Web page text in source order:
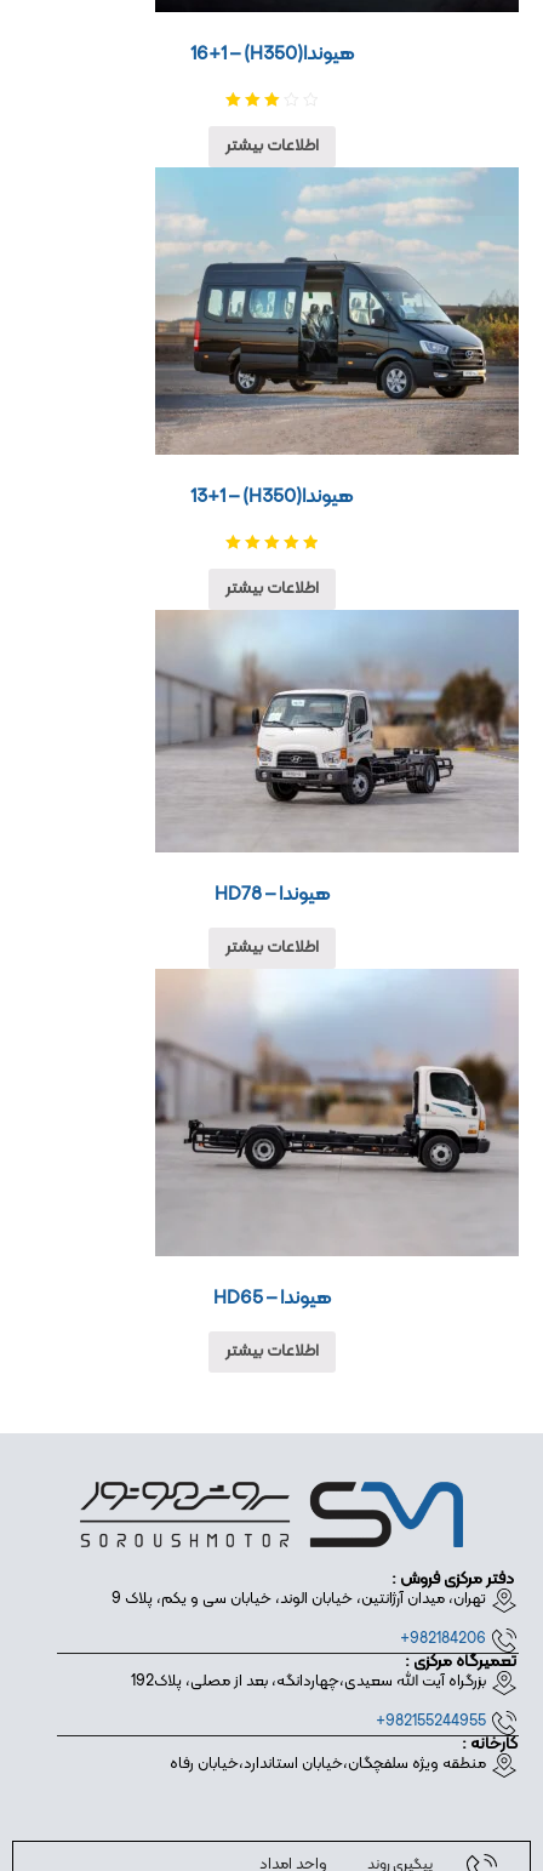
هیوندا(H350) – 16+1
از
5
اطلاعات بیشتر
هیوندا(H350) – 13+1
از 5
اطلاعات بیشتر
هیوندا – HD78
اطلاعات بیشتر
هیوندا – HD65
اطلاعات بیشتر
دفتر مرکزی فروش :
تهران، میدان آرژانتین، خیابان الوند، خیابان سی و یکم، پلاک 9
982184206+
تعمیرگاه مرکزی :
بزرگراه آیت الله سعیدی،چهاردانگه، بعد از مصلی، پلاک192
982155244955+
کارخانه :
منطقه ویژه سلفچگان،خیابان استاندارد،خیابان رفاه
پیگیری روند واحد امداد